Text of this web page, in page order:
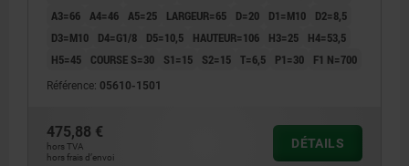
A3=66 A4=46 A5=25 LARGEUR=65 D=20 D1=M10
D2=8,5
D3=M10
D4=G1/8 D5=10,5 HAUTEUR=106 H3=25
H4=53,5
H5=45
COURSE S=30 S1=15 S2=15 T=6,5 P1=30 F1 N=700
Référence: 05610-1501
475,88 €
hors TVA
hors frais d’envoi
DÉTAILS